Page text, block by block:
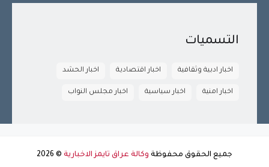
التسميات
اخبار ادبية وثقافية اخبار اقتصادية اخبار الحشد
اخبار امنية اخبار سياسية اخبار مجلس النواب
جميع الحقوق محفوظة وكالة عراق تايمز الاخبارية ©
2026